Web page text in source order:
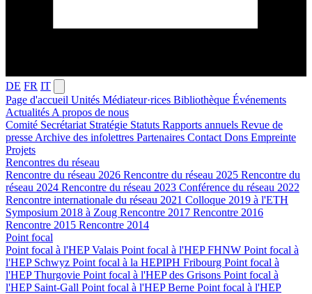
DE FR IT
Page d'accueil Unités Médiateur·rices Bibliothèque Événements
Actualités A propos de nous
Comité Secrétariat Stratégie Statuts Rapports annuels Revue de
presse Archive des infolettres Partenaires Contact Dons Empreinte
Projets
Rencontres du réseau
Rencontre du réseau 2026 Rencontre du réseau 2025 Rencontre du
réseau 2024 Rencontre du réseau 2023 Conférence du réseau 2022
Rencontre internationale du réseau 2021 Colloque 2019 à l'ETH
Symposium 2018 à Zoug Rencontre 2017 Rencontre 2016
Rencontre 2015 Rencontre 2014
Point focal
Point focal à l'HEP Valais Point focal à l'HEP FHNW Point focal à
l'HEP Schwyz Point focal à la HEPIPH Fribourg Point focal à
l'HEP Thurgovie Point focal à l'HEP des Grisons Point focal à
l'HEP Saint-Gall Point focal à l'HEP Berne Point focal à l'HEP